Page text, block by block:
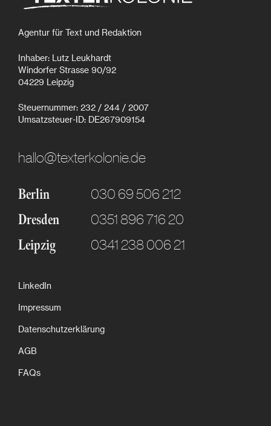
Agentur für Text und Redaktion
Inhaber: Lutz Leukhardt
Windorfer Strasse 90/92
04229 Leipzig
Steuernummer: 232 / 244 / 2007
Umsatzsteuer-ID: DE267909154
hallo@texterkolonie.de
Berlin 030 69 506 212
Dresden 0351 896 716 20
Leipzig 0341 238 006 21
LinkedIn
Impressum
Datenschutzerklärung
AGB
FAQs